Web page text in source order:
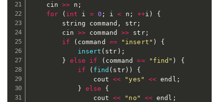
	cin
>> n ;
for
( int i = 0 ; i < n ; ++i )
{
		string command
, str ;
		cin
>> command >> str;
if
( command == "insert" )
{
insert ( str ) ;
} else if ( command == "find" )
{
if
( find ( str) )
{
				cout
<< "yes" << endl ;
} else
{
				cout
<< "no" << endl ;